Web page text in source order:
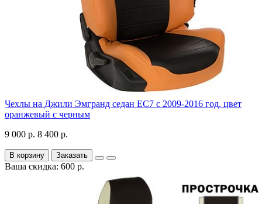
Чехлы на Джили Эмгранд седан ЕС7 с 2009-2016 год, цвет
оранжевый с черным
9 000 р. 8 400 р.
В корзину Заказать
Ваша скидка: 600 р.